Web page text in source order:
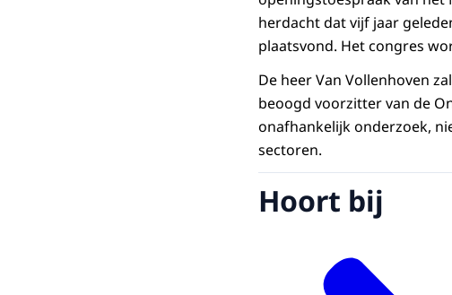
herdacht dat vijf jaar
plaatsvond. Het congres
De heer Van Vollenhoven
beoogd voorzitter van de
onafhankelijk onderzoek,
sectoren.
Hoort bij